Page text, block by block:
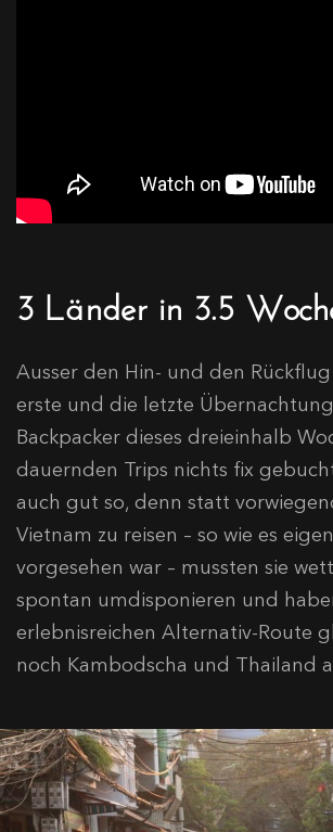
3 Länder in 3.5
Ausser den Hin- und den
erste und die letzte
Backpacker dieses dreieinhalb
dauernden Trips nichts fix
auch gut so, denn statt
Vietnam zu reisen – so wie es
vorgesehen war – mussten sie
spontan umdisponieren und
erlebnisreichen Alternativ-Route
noch Kambodscha und Thailand